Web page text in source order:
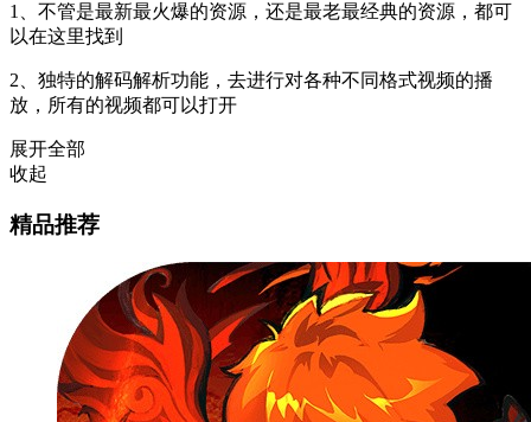
1、不管是最新最火爆的资源，还是最老最经典的资源，都可
以在这里找到
2、独特的解码解析功能，去进行对各种不同格式视频的播
放，所有的视频都可以打开
展开全部
收起
精品推荐